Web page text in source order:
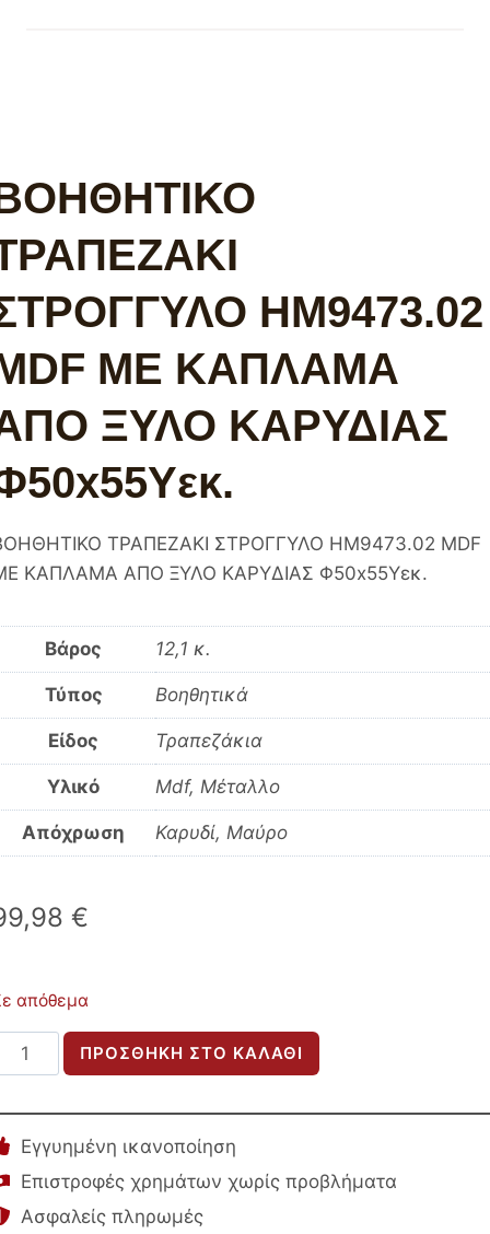
HM9473.02
ΜΕ ΚΑΠΛΑΜΑ
ΞΥΛΟ ΚΑΡΥΔΙΑΣ
ΤΡΑΠΕΖΑΚΙ ΣΤΡΟΓΓΥΛΟ HM9473.02 MDF
ΚΑΠΛΑΜΑ ΑΠΟ ΞΥΛΟ ΚΑΡΥΔΙΑΣ Φ50x55Yεκ.
Βάρος 12,1 κ.
Τύπος Βοηθητικά
Είδος Τραπεζάκια
Υλικό Mdf, Μέταλλο
Απόχρωση Καρυδί, Μαύρο
€
απόθεμα
ΠΡΟΣΘΉΚΗ ΣΤΟ ΚΑΛΆΘΙ
Εγγυημένη ικανοποίηση
Επιστροφές χρημάτων χωρίς προβλήματα
Ασφαλείς πληρωμές